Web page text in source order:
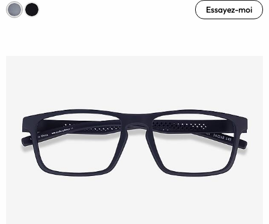
Essayez-moi